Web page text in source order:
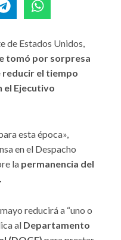
de Estados Unidos,
tomó por sorpresa
reducir el tiempo
el Ejecutivo
esta época»,
en el Despacho
la permanencia del
reducirá a “uno o
al Departamento